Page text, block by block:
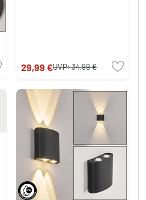
29,99 €UVP:34,99 €